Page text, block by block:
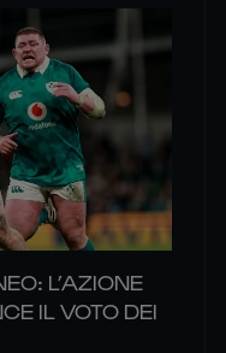
L’AZIONE
IL VOTO DEI